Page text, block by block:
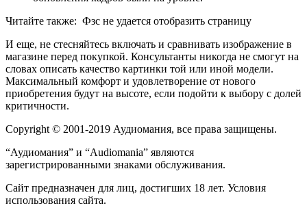
Читайте также: Фзс не удается отобразить страницу
И еще, не стесняйтесь включать и сравнивать изображение в
магазине перед покупкой. Консультанты никогда не смогут на
словах описать качество картинки той или иной модели.
Максимальный комфорт и удовлетворение от нового
приобретения будут на высоте, если подойти к выбору с долей
критичности.
Copyright © 2001-2019 Аудиомания, все права защищены.
“Аудиомания” и “Audiomania” являются
зарегистрированными знаками обслуживания.
Сайт предназначен для лиц, достигших 18 лет. Условия
использования сайта.